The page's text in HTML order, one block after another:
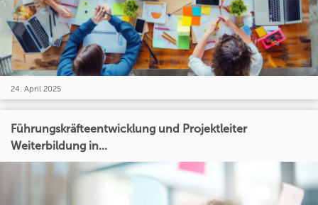
24. April 2025
Führungskräfteentwicklung und Projektleiter
Weiterbildung in...